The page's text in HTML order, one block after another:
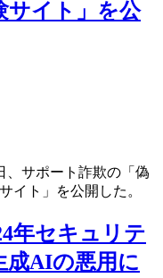
サイト」を公
、サポート詐欺の「偽
イト」を公開した。
年セキュリテ
AIの悪用に